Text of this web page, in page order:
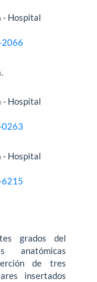
- Hospital
- Hospital
- Hospital
grados del
de tres
insertados